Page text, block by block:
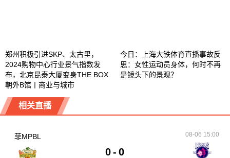
郑州积极引进SKP、太古里，
2024购物中心行业景气指数发
布，北京昆泰大厦变身THE BOX
朝外B馆丨商业与城市
今日：上海大铁体育直播事故反
思：女性运动员身体，何时不再
是镜头下的景观？
相关直播
菲MPBL
0 - 0
08-06 15:00